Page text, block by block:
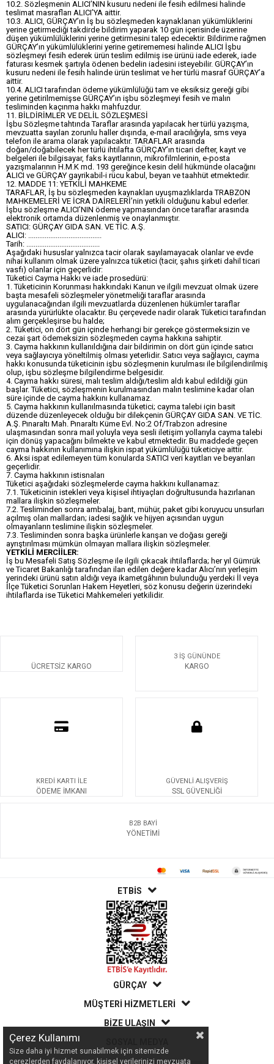
10.2. Sözleşmenin ALICI’NIN kusuru nedeni ile fesih edilmesi halinde
teslimat masrafları ALICI’YA aittir.
10.3. ALICI, GÜRÇAY’ın İş bu sözleşmeden kaynaklanan yükümlüklerini
yerine getirmediği takdirde bildirim yaparak 10 gün içerisinde üzerine
düşen yükümlülüklerini yerine getirmesini talep edecektir. Bildirime rağmen
GÜRÇAY’ın yükümlülüklerini yerine getirememesi halinde ALICI İşbu
sözleşmeyi fesih ederek ürün teslim edilmiş ise ürünü iade ederek, iade
faturası kesmek şartıyla ödenen bedelin iadesini isteyebilir. GÜRÇAY’ın
kusuru nedeni ile fesih halinde ürün teslimat ve her türlü masraf GÜRÇAY’a
aittir.
10.4. ALICI tarafından ödeme yükümlülüğü tam ve eksiksiz gereği gibi
yerine getirilmemişse GÜRÇAY’ın işbu sözleşmeyi fesih ve malın
tesliminden kaçınma hakkı mahfuzdur.
11. BİLDİRİMLER VE DELİL SÖZLEŞMESİ
İşbu Sözleşme tahtında Taraflar arasında yapılacak her türlü yazışma,
mevzuatta sayılan zorunlu haller dışında, e-mail aracılığıyla, sms veya
telefon ile arama olarak yapılacaktır. TARAFLAR arasında
doğan/doğabilecek her türlü ihtilafta GÜRÇAY’ın ticari defter, kayıt ve
belgeleri ile bilgisayar, faks kayıtlarının, mikrofilmlerinin, e-posta
yazışmalarının H.M.K md. 193 gereğince kesin delil hükmünde olacağını
ALICI ve GÜRÇAY gayrikabil-i rücu kabul, beyan ve taahhüt etmektedir.
12. MADDE 11: YETKİLİ MAHKEME
TARAFLAR, İş bu sözleşmeden kaynaklan uyuşmazlıklarda TRABZON
MAHKEMELERİ VE İCRA DAİRELERİ’nin yetkili olduğunu kabul ederler.
İşbu sözleşme ALICI’NIN ödeme yapmasından önce taraflar arasında
elektronik ortamda düzenlenmiş ve onaylanmıştır.
SATICI: GÜRÇAY GIDA SAN. VE TİC. A.Ş.
ALICI: ........................................
Tarih: ........................................
Aşağıdaki hususlar yalnızca tacir olarak sayılamayacak olanlar ve evde
nihai kullanım olmak üzere yalnızca tüketici (tacir, şahıs şirketi dahil ticari
vasfı) olanlar için geçerlidir:
Tüketici Cayma Hakkı ve iade prosedürü:
1. Tüketicinin Korunması hakkındaki Kanun ve ilgili mevzuat olmak üzere
başta mesafeli sözleşmeler yönetmeliği taraflar arasında
uygulanacağından ilgili mevzuatlarda düzenlenen hükümler taraflar
arasında yürürlükte olacaktır. Bu çerçevede nadir olarak Tüketici tarafından
alım gerçekleşirse bu halde;
2. Tüketici, on dört gün içinde herhangi bir gerekçe göstermeksizin ve
cezai şart ödemeksizin sözleşmeden cayma hakkına sahiptir.
3. Cayma hakkının kullanıldığına dair bildirimin on dört gün içinde satıcı
veya sağlayıcıya yöneltilmiş olması yeterlidir. Satıcı veya sağlayıcı, cayma
hakkı konusunda tüketicinin işbu sözleşmenin kurulması ile bilgilendirilmiş
olup, işbu sözleşme bilgilendirme belgesidir.
4. Cayma hakkı süresi, malı teslim aldığı/teslim aldı kabul edildiği gün
başlar. Tüketici, sözleşmenin kurulmasından malın teslimine kadar olan
süre içinde de cayma hakkını kullanamaz.
5. Cayma hakkının kullanılmasında tüketici; cayma talebi için basit
düzende düzenleyecek olduğu bir dilekçenin GÜRÇAY GIDA SAN. VE TİC.
A.Ş. Pınaraltı Mah. Pınaraltı Küme Evl. No:2 Of/Trabzon adresine
ulaşmasından sonra mail yoluyla veya sesli iletişim yollarıyla cayma talebi
için dönüş yapacağını bilmekte ve kabul etmektedir. Bu maddede geçen
cayma hakkının kullanımına ilişkin ispat yükümlülüğü tüketiciye aittir.
6. Aksi ispat edilemeyen tüm konularda SATICI veri kayıtları ve beyanları
geçerlidir.
7. Cayma hakkının istisnaları
Tüketici aşağıdaki sözleşmelerde cayma hakkını kullanamaz:
7.1. Tüketicinin istekleri veya kişisel ihtiyaçları doğrultusunda hazırlanan
mallara ilişkin sözleşmeler.
7.2. Tesliminden sonra ambalaj, bant, mühür, paket gibi koruyucu unsurları
açılmış olan mallardan; iadesi sağlık ve hijyen açısından uygun
olmayanların teslimine ilişkin sözleşmeler.
7.3. Tesliminden sonra başka ürünlerle karışan ve doğası gereği
ayrıştırılması mümkün olmayan mallara ilişkin sözleşmeler.
YETKİLİ MERCİİLER:
İş bu Mesafeli Satış Sözleşme ile ilgili çıkacak ihtilaflarda; her yıl Gümrük
ve Ticaret Bakanlığı tarafından ilan edilen değere kadar Alıcı’nın yerleşim
yerindeki ürünü satın aldığı veya ikametgâhının bulunduğu yerdeki İl veya
İlçe Tüketici Sorunları Hakem Heyetleri, söz konusu değerin üzerindeki
ihtilaflarda ise Tüketici Mahkemeleri yetkilidir.
ÜCRETSİZ KARGO
3 İŞ GÜNÜNDE
KARGO
KREDİ KARTI İLE
ÖDEME İMKANI
GÜVENLİ ALIŞVERİŞ
SSL GÜVENLİĞİ
B2B BAYİ
YÖNETİMİ
ETBİS
GÜRÇAY
MÜŞTERİ HİZMETLERİ
BİZE ULAŞIN
Çerez Kullanımı
Size daha iyi hizmet sunabilmek için sitemizde
çerezlerden faydalanıyor, kişisel verilerinizi mevzuata